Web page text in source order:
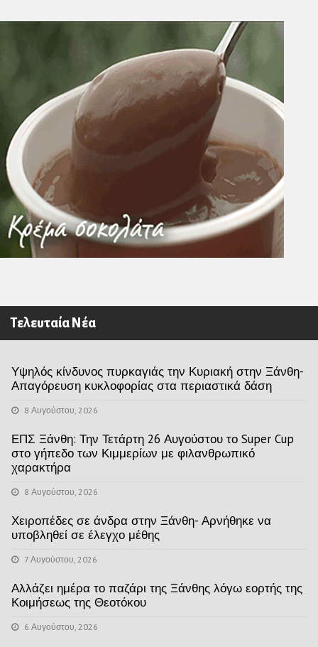
Τελευταία Νέα
Υψηλός κίνδυνος πυρκαγιάς την Κυριακή στην Ξάνθη-
Απαγόρευση κυκλοφορίας στα περιαστικά δάση
8 Αυγούστου, 2026
ΕΠΣ Ξάνθη: Την Τετάρτη 26 Αυγούστου το Super Cup
στο γήπεδο των Κιμμερίων με φιλανθρωπικό
χαρακτήρα
8 Αυγούστου, 2026
Χειροπέδες σε άνδρα στην Ξάνθη- Αρνήθηκε να
υποβληθεί σε έλεγχο μέθης
7 Αυγούστου, 2026
Αλλάζει ημέρα το παζάρι της Ξάνθης λόγω εορτής της
Κοιμήσεως της Θεοτόκου
6 Αυγούστου, 2026